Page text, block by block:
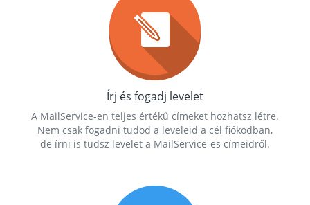
Írj és fogadj levelet
A MailService-en teljes értékű címeket hozhatsz létre.
Nem csak fogadni tudod a leveleid a cél fiókodban,
de írni is tudsz levelet a MailService-es címeidről.